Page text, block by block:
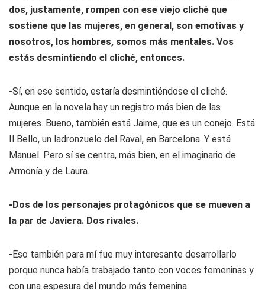
dos, justamente, rompen con ese viejo cliché que
sostiene que las mujeres, en general, son emotivas y
nosotros, los hombres, somos más mentales. Vos
estás desmintiendo el cliché, entonces.
-Sí, en ese sentido, estaría desmintiéndose el cliché.
Aunque en la novela hay un registro más bien de las
mujeres. Bueno, también está Jaime, que es un conejo. Está
Il Bello, un ladronzuelo del Raval, en Barcelona. Y está
Manuel. Pero sí se centra, más bien, en el imaginario de
Armonía y de Laura.
-Dos de los personajes protagónicos que se mueven a
la par de Javiera. Dos rivales.
-Eso también para mí fue muy interesante desarrollarlo
porque nunca había trabajado tanto con voces femeninas y
con una espesura del mundo más femenina.